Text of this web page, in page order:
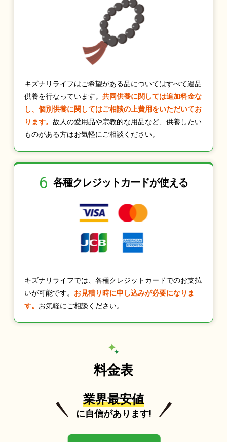
キズナリライフはご希望がある品についてはすべて遺品
供養を行なっています。 共同供養に関しては追加料金な
し、個別供養に関してはご相談の上費用をいただいてお
ります。 故人の愛用品や宗教的な用品など、供養したい
ものがある方はお気軽にご相談ください。
6 各種クレジットカードが使える
キズナリライフでは、各種クレジットカードでのお支払
いが可能です。 お見積り時に申し込みが必要になりま
す。 お気軽にご相談ください。
料金表
業界最安値
に自信があります!